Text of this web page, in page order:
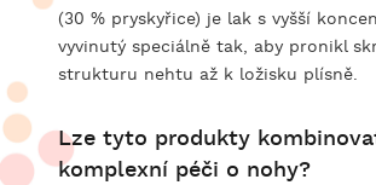
(30 % pryskyřice) je lak s vyšší
vyvinutý speciálně tak, aby pronikl
strukturu nehtu až k ložisku plísně.
Lze tyto produkty
komplexní péči o nohy?